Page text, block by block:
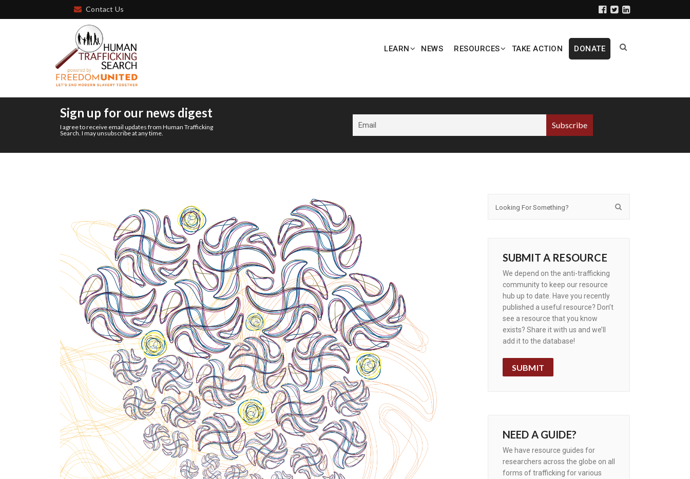
Contact Us
LEARN NEWS RESOURCES TAKE ACTION DONATE
Sign up for our news digest
I agree to receive email updates from Human Trafficking
Search. I may unsubscribe at any time.
SUBMIT A RESOURCE
We depend on the anti-trafficking
community to keep our resource
hub up to date. Have you recently
published a useful resource? Don’t
see a resource that you know
exists? Share it with us and we’ll
add it to the database!
SUBMIT
NEED A GUIDE?
We have resource guides for
researchers across the globe on all
forms of trafficking for various